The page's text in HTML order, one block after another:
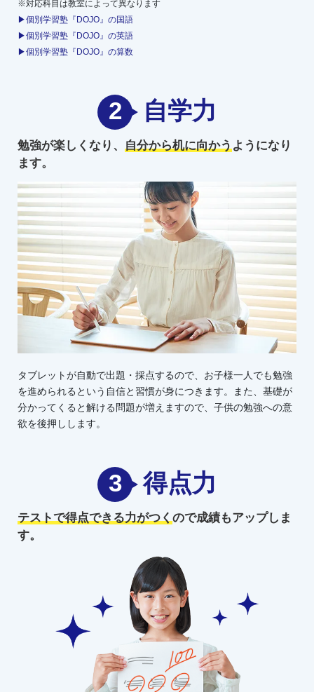
※対応科目は教室によって異なります
▶個別学習塾『DOJO』の国語
▶個別学習塾『DOJO』の英語
▶個別学習塾『DOJO』の算数
2 自学力
勉強が楽しくなり、 自分から机に向かうようになり
ます。
タブレットが自動で出題・採点するので、お子様一人でも勉強
を進められるという自信と習慣が身につきます。また、基礎が
分かってくると解ける問題が増えますので、子供の勉強への意
欲を後押しします。
3 得点力
テストで得点できる力がつくので成績もアップしま
す。